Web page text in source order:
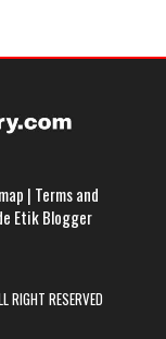
| Terms and
Etik Blogger
RIGHT RESERVED